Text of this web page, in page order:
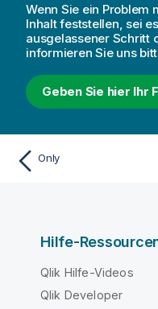
Wenn Sie ein Problem
Inhalt feststellen, sei
ausgelassener Schritt
informieren Sie uns
Geben Sie hier Ihr
Only
Hilfe-
Qlik Hilfe-Videos
Qlik Developer